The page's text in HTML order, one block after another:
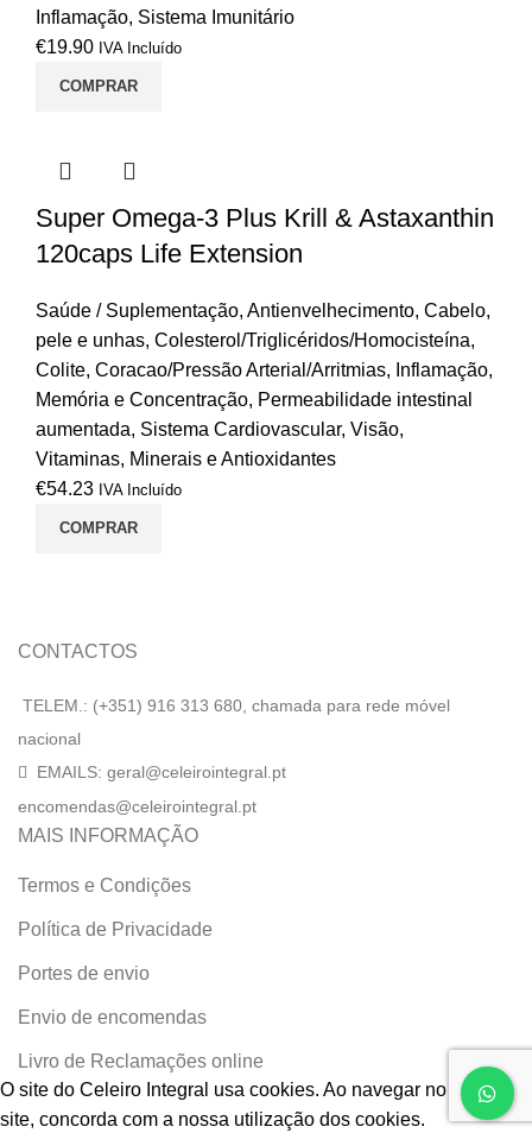
Inflamação, Sistema Imunitário
€19.90 IVA Incluído
COMPRAR
Super Omega-3 Plus Krill & Astaxanthin
120caps Life Extension
Saúde / Suplementação, Antienvelhecimento, Cabelo,
pele e unhas, Colesterol/Triglicéridos/Homocisteína,
Colite, Coracao/Pressão Arterial/Arritmias, Inflamação,
Memória e Concentração, Permeabilidade intestinal
aumentada, Sistema Cardiovascular, Visão,
Vitaminas, Minerais e Antioxidantes
€54.23 IVA Incluído
COMPRAR
CONTACTOS
TELEM.: (+351) 916 313 680, chamada para rede móvel
nacional
EMAILS: geral@celeirointegral.pt
encomendas@celeirointegral.pt
MAIS INFORMAÇÃO
Termos e Condições
Política de Privacidade
Portes de envio
Envio de encomendas
Livro de Reclamações online
O site do Celeiro Integral usa cookies. Ao navegar no nosso
site, concorda com a nossa utilização dos cookies.